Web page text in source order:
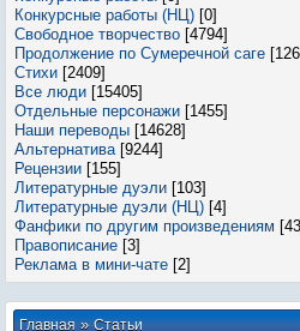
Конкурсные работы (НЦ) [0]
Свободное творчество [4794]
Продолжение по Сумеречной саге
Стихи [2409]
Все люди [15405]
Отдельные персонажи [1455]
Наши переводы [14628]
Альтернатива [9244]
Рецензии [155]
Литературные дуэли [103]
Литературные дуэли (НЦ) [4]
Фанфики по другим произведениям
Правописание [3]
Реклама в мини-чате [2]
Главная»Статьи